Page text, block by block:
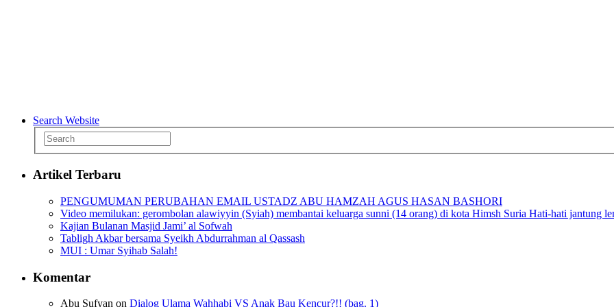
Search Website
Artikel Terbaru
PENGUMUMAN PERUBAHAN EMAIL USTADZ ABU HAMZAH AGUS HASAN BASHORI
Video memilukan: gerombolan alawiyyin (Syiah) membantai keluarga sunni (14 orang) di kota Himsh Suria Hati-hati jantung
Kajian Bulanan Masjid Jami’ al Sofwah
Tabligh Akbar bersama Syeikh Abdurrahman al Qassash
MUI : Umar Syihab Salah!
Komentar
Abu Sufyan on Dialog Ulama Wahhabi VS Anak Bau Kencur?!! (bag. 1)